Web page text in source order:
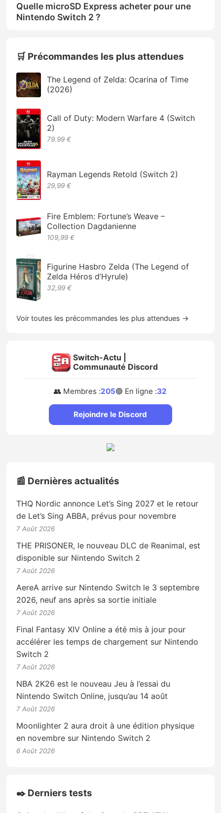
Quelle microSD Express acheter pour une
Nintendo Switch 2 ?
🛒 Précommandes les plus attendues
The Legend of Zelda: Ocarina of Time
(2026)
Call of Duty: Modern Warfare 4 (Switch
2)
79.99 €
Rayman Legends Retold (Switch 2)
29,99 €
Fire Emblem: Fortune’s Weave –
Collection Dagdanienne
109,99 €
Figurine Hasbro Zelda (The Legend of
Zelda Héros d’Hyrule)
32,99 €
Voir toutes les précommandes les plus attendues →
Switch-Actu |
Communauté Discord
👥 Membres :205🟢 En ligne :32
Rejoindre le Discord
📰 Dernières actualités
THQ Nordic annonce Let’s Sing 2027 et le retour
de Let’s Sing ABBA, prévus pour novembre
7 Août 2026
THE PRISONER, le nouveau DLC de Reanimal, est
disponible sur Nintendo Switch 2
7 Août 2026
AereA arrive sur Nintendo Switch le 3 septembre
2026, neuf ans après sa sortie initiale
7 Août 2026
Final Fantasy XIV Online a été mis à jour pour
accélérer les temps de chargement sur Nintendo
Switch 2
7 Août 2026
NBA 2K26 est le nouveau Jeu à l’essai du
Nintendo Switch Online, jusqu’au 14 août
7 Août 2026
Moonlighter 2 aura droit à une édition physique
en novembre sur Nintendo Switch 2
6 Août 2026
✒️ Derniers tests